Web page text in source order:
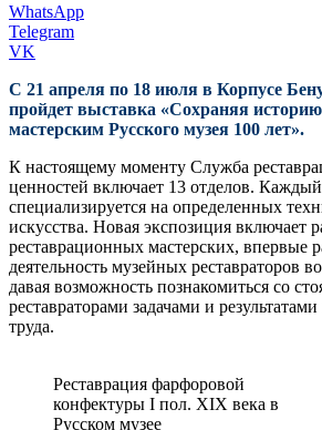
WhatsApp
Telegram
VK
С 21 апреля по 18 июля в Корпусе
пройдет выставка «Сохраняя
мастерским Русского музея 100 лет».
К настоящему моменту Служба
ценностей включает 13 отделов.
специализируется на определенных
искусства. Новая экспозиция включает
реставрационных мастерских, впервые
деятельность музейных реставраторов
давая возможность познакомиться со
реставраторами задачами и
труда.
Реставрация фарфоровой
конфектуры I пол. XIX века в
Русском музее